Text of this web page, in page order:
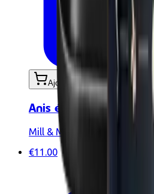
Ajouter au panier
Anis étoilé BIO 30g
Mill & Mortar
€11.00